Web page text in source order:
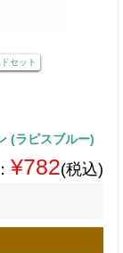
セット
(ラピスブルー)
¥782(税込)